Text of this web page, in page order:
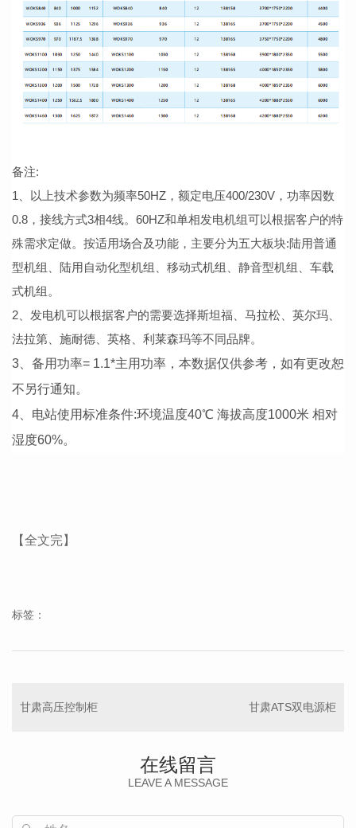
备注:
1、以上技术参数为频率50HZ，额定电压400/230V，功率因数
0.8，接线方式3相4线。60HZ和单相发电机组可以根据客户的特
殊需求定做。按适用场合及功能，主要分为五大板块:陆用普通
型机组、陆用自动化型机组、移动式机组、静音型机组、车载
式机组。
2、发电机可以根据客户的需要选择斯坦福、马拉松、英尔玛、
法拉第、施耐德、英格、利莱森玛等不同品牌。
3、备用功率= 1.1*主用功率，本数据仅供参考，如有更改恕
不另行通知。
4、电站使用标准条件:环境温度40℃ 海拔高度1000米 相对
湿度60%。
【全文完】
标签：
甘肃高压控制柜 甘肃ATS双电源柜
在线留言
LEAVE A MESSAGE